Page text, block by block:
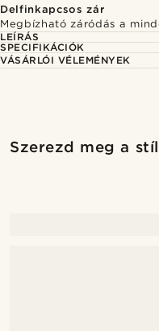
Delfinkapcsos zár
Megbízható záródás a
LEÍRÁS
SPECIFIKÁCIÓK
VÁSÁRLÓI VÉLEMÉNYEK
Szerezd meg a